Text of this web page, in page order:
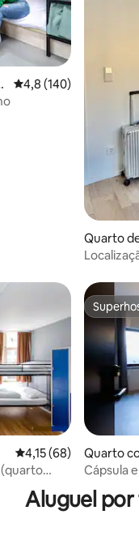
4,8 de uma avaliação
4,8 (140)
Quarto
4,15 de uma
4,15 (68)
Quarto
hede
Cápsula
Aluguel